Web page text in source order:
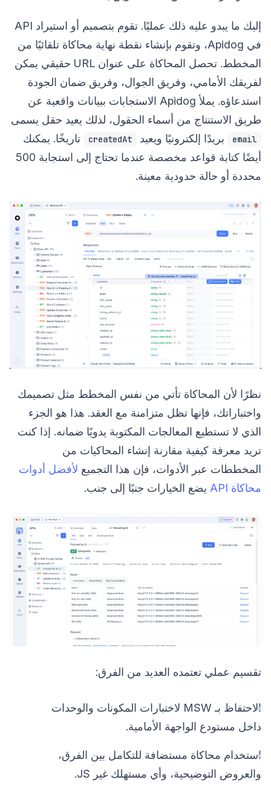
إليك ما يبدو عليه ذلك عمليًا. تقوم بتصميم أو استيراد API
في Apidog، وتقوم بإنشاء نقطة نهاية محاكاة تلقائيًا من
المخطط. تحصل المحاكاة على عنوان URL حقيقي يمكن
لفريقك الأمامي، وفريق الجوال، وفريق ضمان الجودة
استدعاؤه. يملأ Apidog الاستجابات ببيانات واقعية عن
طريق الاستنتاج من أسماء الحقول، لذلك يعيد حقل يسمى
email بريدًا إلكترونيًا ويعيد createdAt
تاريخًا. يمكنك
أيضًا كتابة قواعد مخصصة عندما تحتاج إلى استجابة 500
محددة أو حالة حدودية معينة.
نظرًا لأن المحاكاة تأتي من نفس المخطط مثل تصميمك
واختباراتك، فإنها تظل متزامنة مع العقد. هذا هو الجزء
الذي لا تستطيع المعالجات المكتوبة يدويًا ضمانه. إذا كنت
تريد معرفة كيفية مقارنة إنشاء المحاكيات من
المخططات عبر الأدوات، فإن هذا التجميع لأفضل أدوات
محاكاة API
يضع الخيارات جنبًا إلى جنب.
تقسيم عملي تعتمده العديد من الفرق:
الاحتفاظ بـ MSW لاختبارات المكونات والوحدات
داخل مستودع الواجهة الأمامية.
استخدام محاكاة مستضافة للتكامل بين الفرق،
والعروض التوضيحية، وأي مستهلك غير JS.